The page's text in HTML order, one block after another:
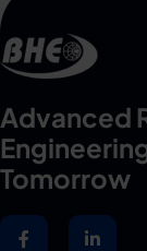
Advanced
Tomorrow